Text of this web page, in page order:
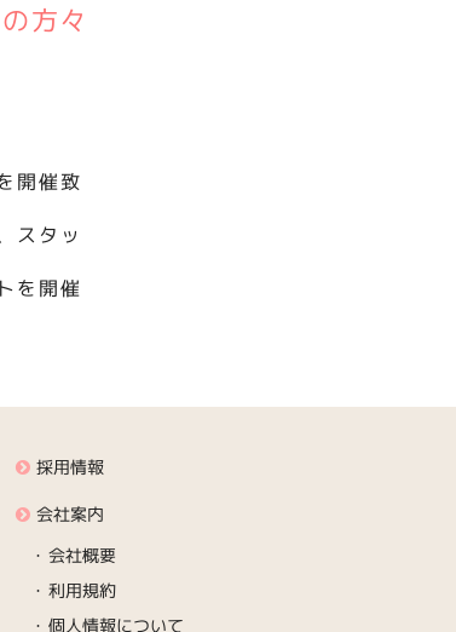
方々
開催致
スタッ
を開催
採用情報
会社案内
会社概要
利用規約
個人情報について